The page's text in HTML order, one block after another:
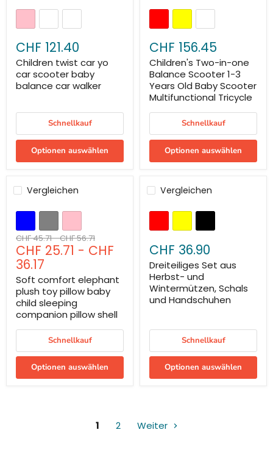
CHF 121.40
Children twist car yo
car scooter baby
balance car walker
Schnellkauf
Optionen auswählen
CHF 156.45
Children's Two-in-one
Balance Scooter 1-3
Years Old Baby Scooter
Multifunctional Tricycle
Schnellkauf
Optionen auswählen
Vergleichen
Sparen Sie bis zu
Ursprünglicher
Preis
CHF 45.71-Ursprünglicher
Preis
CHF 56.71
CHF 25.71 - CHF
36.17
Soft comfort elephant
plush toy pillow baby
child sleeping
companion pillow shell
Schnellkauf
Optionen auswählen
Vergleichen
CHF 36.90
Dreiteiliges Set aus
Herbst- und
Wintermützen, Schals
und Handschuhen
Schnellkauf
Optionen auswählen
1 2 Weiter